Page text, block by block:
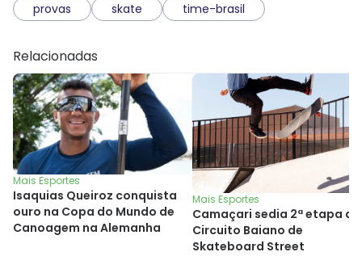
provas
skate time-brasil
Relacionadas
Mais Esportes
Isaquias Queiroz conquista
ouro na Copa do Mundo de
Canoagem na Alemanha
Mais Esportes
Camaçari sedia 2ª etapa do
Circuito Baiano de
Skateboard Street